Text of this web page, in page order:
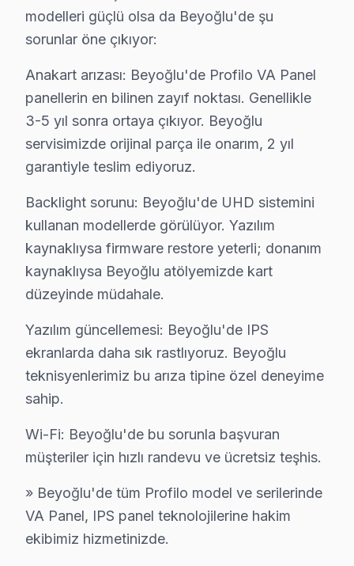
Taksim mahallesindeki bir apartmanda, bir aile
Tarlabaşı'da Profilo TV Servisi
Tarlabaşı mahallesinde, bir gencin Profilo
Tomtom'da Profilo TV Servisi
Tomtom mahallesinde, bir aile, Profilo ekran'sinin
Yahya Kahya'da Profilo TV Servisi
Yahya Kahya mahallesinde bir evde, kullanıcı Profilo
Yenişehir'de Profilo TV Servisi
Yenişehir Mahallesi'nde Profilo televizyon'lerin arıza
Profilo Tamir vs Yenileme: Kuşağa Göre Karar
Beyoğlu bölgesinde Profilo set tamir fiyatları, farklı
Anakart tamiri ise genellikle model serisine göre
Yazılım ve firmware işlemleri ise genellikle 300-
Beyoğlu'de Her Kuşağa Profilo Servisi: Fabrika
Fabrika onarım, Beyoğlu bölgesinde farklı kuşaklara
Fabrika Servis'in Beyoğlu'ndaki avantajları arasında
Beyoğlu Profilo servis - TV Tamiri
modelleri güçlü olsa da Beyoğlu'de şu
sorunlar öne çıkıyor:
Anakart arızası: Beyoğlu'de Profilo VA Panel
panellerin en bilinen zayıf noktası. Genellikle
3-5 yıl sonra ortaya çıkıyor. Beyoğlu
servisimizde orijinal parça ile onarım, 2 yıl
garantiyle teslim ediyoruz.
Backlight sorunu: Beyoğlu'de UHD sistemini
kullanan modellerde görülüyor. Yazılım
kaynaklıysa firmware restore yeterli; donanım
kaynaklıysa Beyoğlu atölyemizde kart
düzeyinde müdahale.
Yazılım güncellemesi: Beyoğlu'de IPS
ekranlarda daha sık rastlıyoruz. Beyoğlu
teknisyenlerimiz bu arıza tipine özel deneyime
sahip.
Wi-Fi: Beyoğlu'de bu sorunla başvuran
müşteriler için hızlı randevu ve ücretsiz teşhis.
» Beyoğlu'de tüm Profilo model ve serilerinde
VA Panel, IPS panel teknolojilerine hakim
ekibimiz hizmetinizde.